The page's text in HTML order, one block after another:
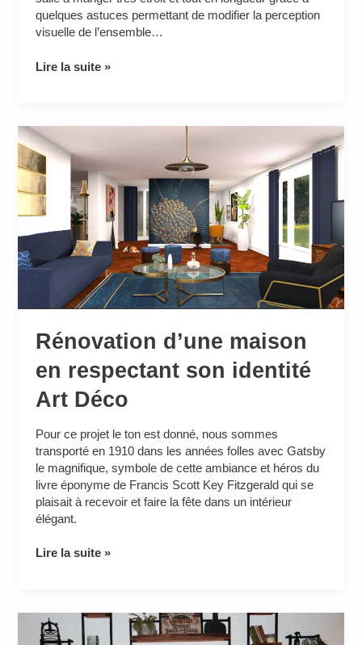
quelques astuces permettant de modifier la perception
visuelle de l’ensemble…
Lire la suite »
Rénovation d’une maison
en respectant son identité
Art Déco
Pour ce projet le ton est donné, nous sommes
transporté en 1910 dans les années folles avec Gatsby
le magnifique, symbole de cette ambiance et héros du
livre éponyme de Francis Scott Key Fitzgerald qui se
plaisait à recevoir et faire la fête dans un intérieur
élégant.
Rénovation
d’une
maison
en
respectant
son
identité
Déco
Lire la suite »
Home-
staging